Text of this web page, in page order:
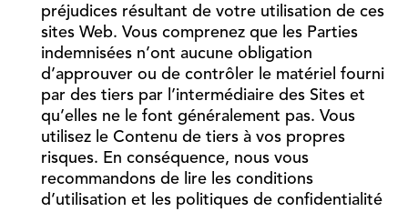
préjudices résultant de votre utilisation de ces
sites Web. Vous comprenez que les Parties
indemnisées n’ont aucune obligation
d’approuver ou de contrôler le matériel fourni
par des tiers par l’intermédiaire des Sites et
qu’elles ne le font généralement pas. Vous
utilisez le Contenu de tiers à vos propres
risques. En conséquence, nous vous
recommandons de lire les conditions
d’utilisation et les politiques de confidentialité